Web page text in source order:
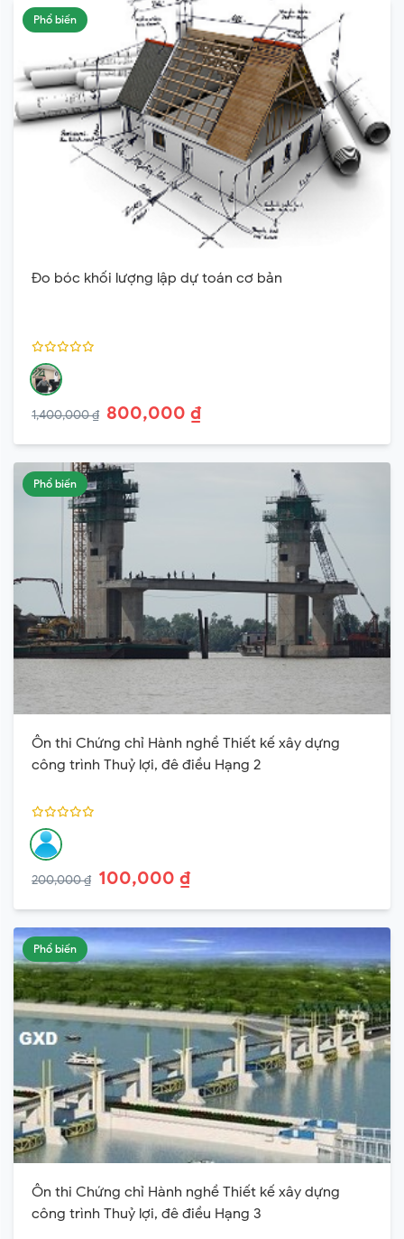
Phổ biến
Đo bóc khối lượng lập dự toán cơ bản
1,400,000 ₫ 800,000 ₫
Phổ biến
Ôn thi Chứng chỉ Hành nghề Thiết kế xây dựng
công trình Thuỷ lợi, đê điều Hạng 2
200,000 ₫ 100,000 ₫
Phổ biến
Ôn thi Chứng chỉ Hành nghề Thiết kế xây dựng
công trình Thuỷ lợi, đê điều Hạng 3